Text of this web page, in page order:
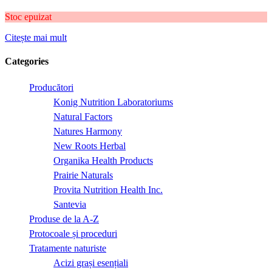
Stoc epuizat
Citește mai mult
Categories
Producători
Konig Nutrition Laboratoriums
Natural Factors
Natures Harmony
New Roots Herbal
Organika Health Products
Prairie Naturals
Provita Nutrition Health Inc.
Santevia
Produse de la A-Z
Protocoale și proceduri
Tratamente naturiste
Acizi grași esențiali